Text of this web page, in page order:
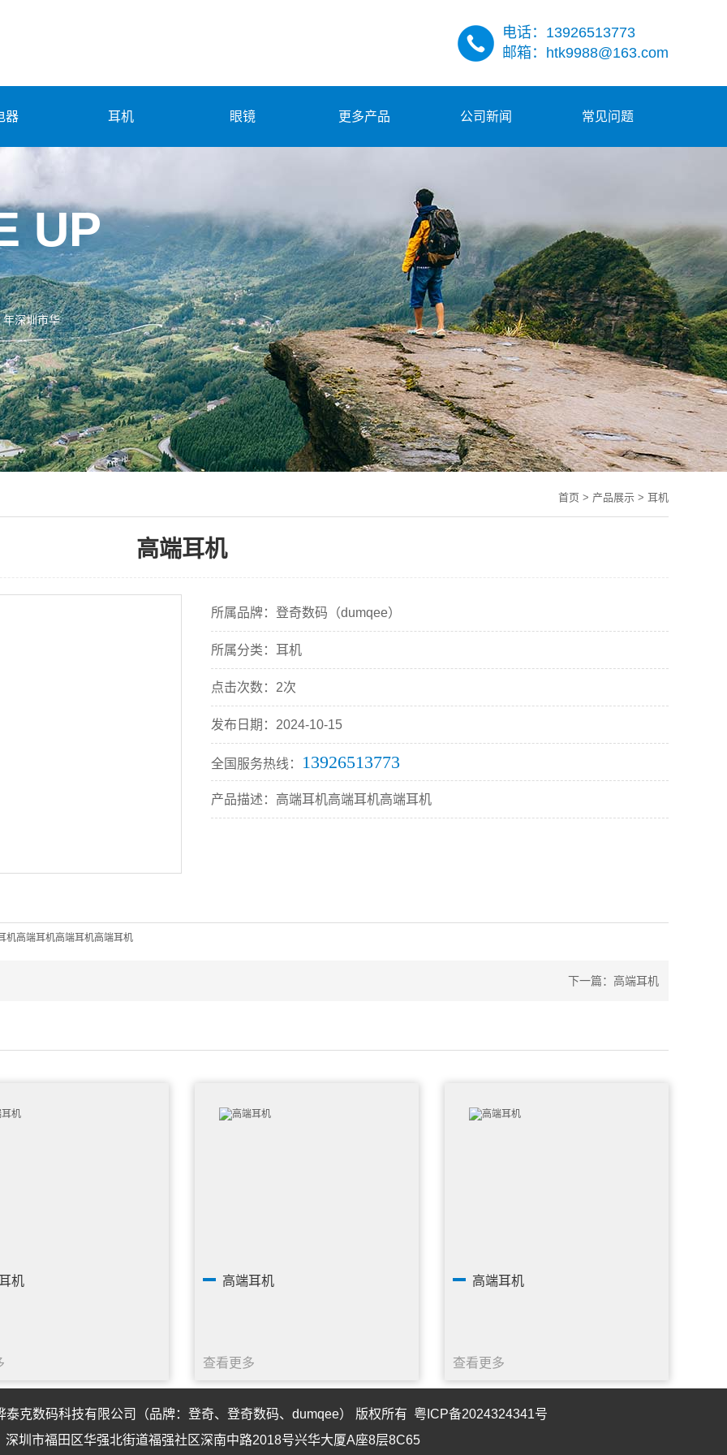
电话：13926513773
邮箱：htk9988@163.com
器 耳机 眼镜 更多产品 公司新闻 常见问题
UP
深圳市华
首页 > 产品展示 > 耳机
高端耳机
所属品牌：登奇数码（dumqee）
所属分类：耳机
点击次数：2次
发布日期：2024-10-15
全国服务热线： 13926513773
产品描述：高端耳机高端耳机高端耳机
机高端耳机高端耳机高端耳机
下一篇： 高端耳机
机 高端耳机
查看更多
高端耳机
查看更多
泰克数码科技有限公司 （品牌： 登奇、 登奇数码、 dumqee） 版权所有 粤ICP备2024324341号
深圳市福田区华强北街道福强社区深南中路2018号兴华大厦A座8层8C65